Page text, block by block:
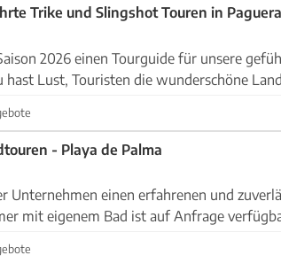
Trike und Slingshot Touren in Paguera
2026 einen Tourguide für unsere
- Playa de Palma
Unternehmen einen erfahrenen und